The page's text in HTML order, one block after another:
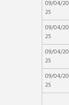
09/04/20
25
09/04/20
25
09/04/20
25
09/04/20
25